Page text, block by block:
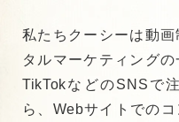
私たちクーシーは動
タルマーケティング
TikTokなどのSNSで
ら、Webサイトでの